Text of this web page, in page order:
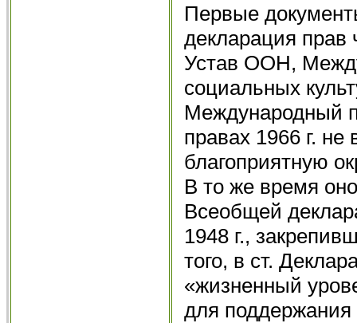
Первые
декларация прав
Устав ООН,
социальных
Международный
правах 1966 г.
благоприятную
В то же время
Всеобщей
1948 г.,
того, в ст.
«жизненный
для поддержания